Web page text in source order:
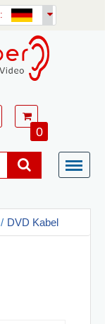
Lieferland:
0
DVD Kabel